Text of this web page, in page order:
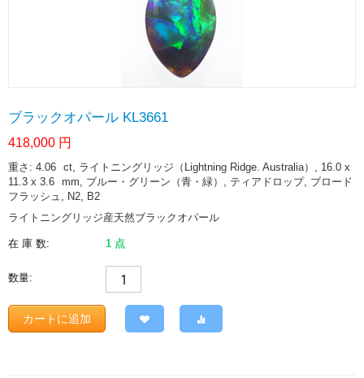
ブラックオパール KL3661
418,000 円
重さ: 4.06 ct, ライトニングリッジ（Lightning Ridge. Australia）, 16.0 x
11.3 x 3.6 mm, ブルー・グリーン（青・緑）, ティアドロップ, ブロード
フラッシュ, N2, B2
ライトニングリッジ産天然ブラックオパール
在 庫 数: 1 点
数量:
カートに追加